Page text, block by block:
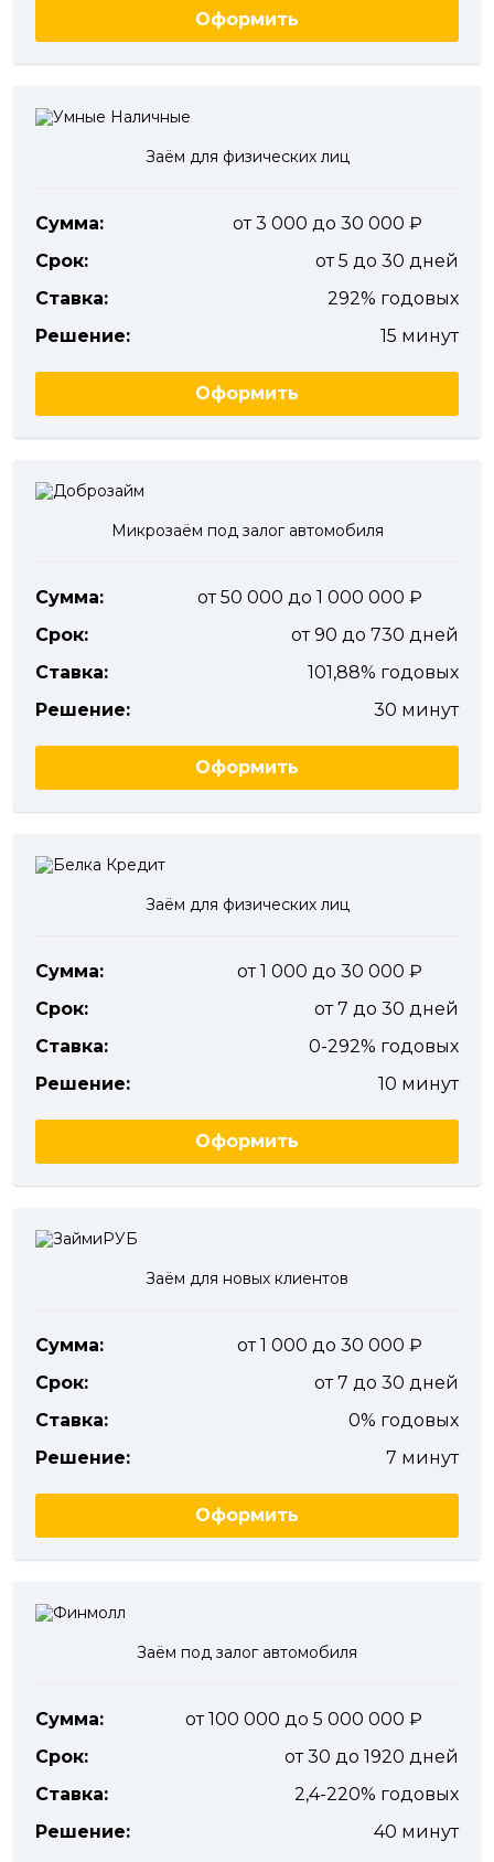
Оформить
Заём для физических лиц
Сумма:
от 3 000 до 30 000
Срок:
от 5 до 30 дней
Ставка:
292% годовых
Решение:
15 минут
Оформить
Микрозаём под залог автомобиля
Сумма:
от 50 000 до 1 000 000
Срок:
от 90 до 730 дней
Ставка:
101,88% годовых
Решение:
30 минут
Оформить
Заём для физических лиц
Сумма:
от 1 000 до 30 000
Срок:
от 7 до 30 дней
Ставка:
0-292% годовых
Решение:
10 минут
Оформить
Заём для новых клиентов
Сумма:
от 1 000 до 30 000
Срок:
от 7 до 30 дней
Ставка:
0% годовых
Решение:
7 минут
Оформить
Заём под залог автомобиля
Сумма:
от 100 000 до 5 000 000
Срок:
от 30 до 1920 дней
Ставка:
2,4-220% годовых
Решение:
40 минут